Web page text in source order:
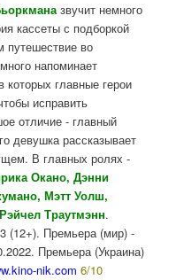
звучит немного
кассеты с подборкой
путешествие во
напоминает
главные герои
исправить
отличие - главный
девушка рассказывает
В главных ролях -
Окано, Дэнни
Мэтт Уолш,
Траутмэнн.
(12+). Премьера (мир) -
Премьера (Украина)
nik.com 6/10